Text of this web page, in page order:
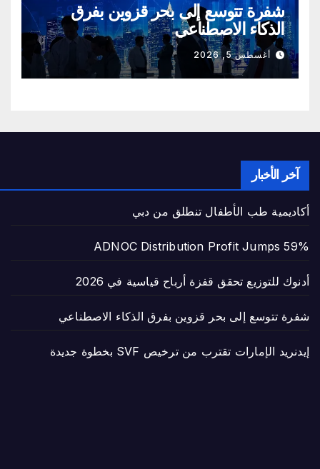
شفرة تتوسع إلى بحر قزوين بفرق
الذكاء الاصطناعي
أغسطس 5, 2026
آخر الأخبار
أكاديمية طب الأطفال تنطلق من دبي
ADNOC Distribution Profit Jumps 59%
أدنوك للتوزيع تحقق قفزة أرباح قياسية في 2026
شفرة تتوسع إلى بحر قزوين بفرق الذكاء الاصطناعي
إيدنريد الإمارات تقترب من ترخيص SVF بخطوة جديدة